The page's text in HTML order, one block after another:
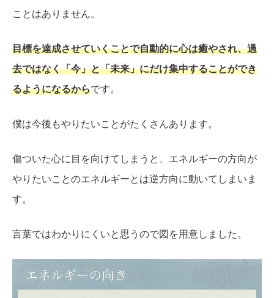
ことはありません。
目標を達成させていくことで自動的に心は癒やされ、過
去ではなく「今」と「未来」にだけ集中することができ
るようになるからです。
僕は今後もやりたいことがたくさんあります。
傷ついた心に目を向けてしまうと、エネルギーの方向が
やりたいことのエネルギーとは逆方向に動いてしまいま
す。
言葉ではわかりにくいと思うので図を用意しました。